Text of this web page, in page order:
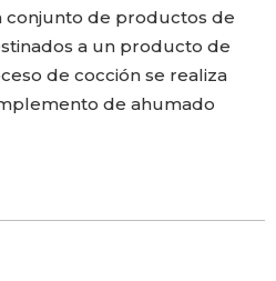
conjunto de productos de
a un producto de
de cocción se realiza
de ahumado